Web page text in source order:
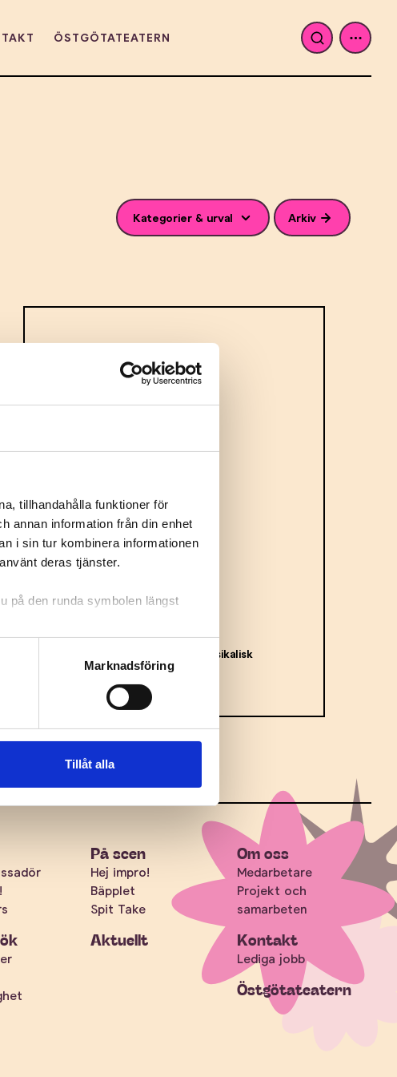
tillhandahålla funktioner för
annan information från din enhet
i sin tur kombinera informationen
deras tjänster.
på den runda symbolen längst
Marknadsföring
Tillåt alla
ÖSTGÖTATEATERN
Kategorier & urval Arkiv
Bäpplet
Urpremiär 25 september för musikalisk
fruktsallad på turné
25 sep – 10 dec
På scen
Hej impro!
Bäpplet
Spit Take
Aktuellt
Om oss
Medarbetare
Projekt och
samarbeten
Kontakt
Lediga jobb
Östgötateatern